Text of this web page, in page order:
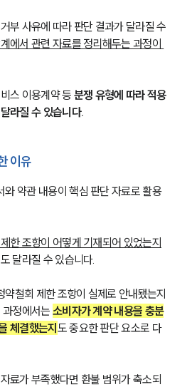
부 사유에 따라 판단 결과가 달라질 수
에서 관련 자료를 정리해두는 과정이
스 이용계약 등 분쟁 유형에 따라 적용
라질 수 있습니다.
이유
와 약관 내용이 핵심 판단 자료로 활용
한 조항이 어떻게 기재되어 있었는지
달라질 수 있습니다.
약철회 제한 조항이 실제로 안내됐는지
정에서는 소비자가 계약 내용을 충분
체결했는지도 중요한 판단 요소로 다
료가 부족했다면 환불 범위가 축소되